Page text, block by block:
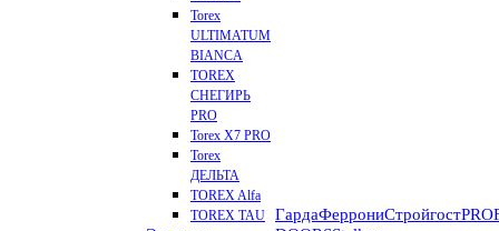
Torex
ULTIMATUM
BIANCA
TOREX
СНЕГИРЬ
PRO
Torex X7 PRO
Torex
ДЕЛЬТА
TOREX Alfa
TOREX TAU
ГардаФеррониСтройгост